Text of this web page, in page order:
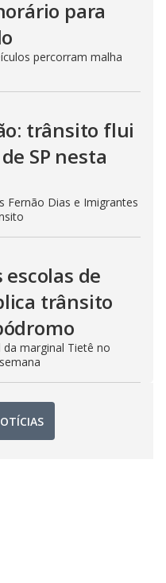
para
percorram malha
trânsito flui
SP nesta
Fernão Dias e Imigrantes
de
trânsito
marginal Tietê no